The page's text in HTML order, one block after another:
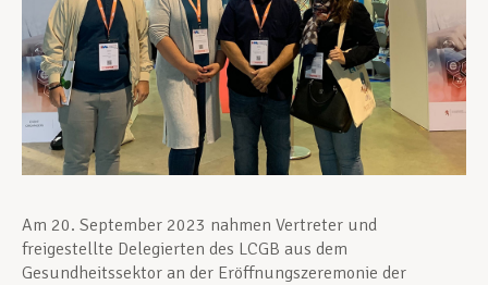
Mitglied werden
Aktuell
Am 20. September 2023 nahmen Vertreter und
freigestellte Delegierten des LCGB aus dem
Gesundheitssektor an der Eröffnungszeremonie der